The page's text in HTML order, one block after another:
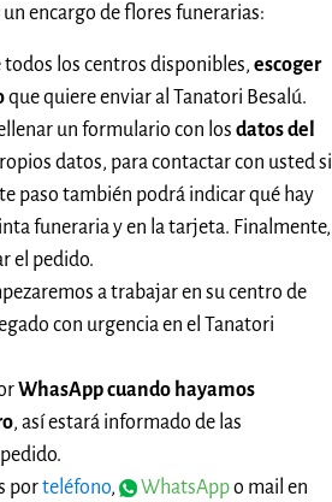
un encargo de flores funerarias:
todos los centros disponibles, escoger
que quiere enviar al Tanatori Besalú.
un formulario con los datos del
datos, para contactar con usted si
paso también podrá indicar qué hay
funeraria y en la tarjeta. Finalmente,
el pedido.
a trabajar en su centro de
con urgencia en el Tanatori
WhasApp cuando hayamos
, así estará informado de las
porteléfono, WhatsAppo mail en